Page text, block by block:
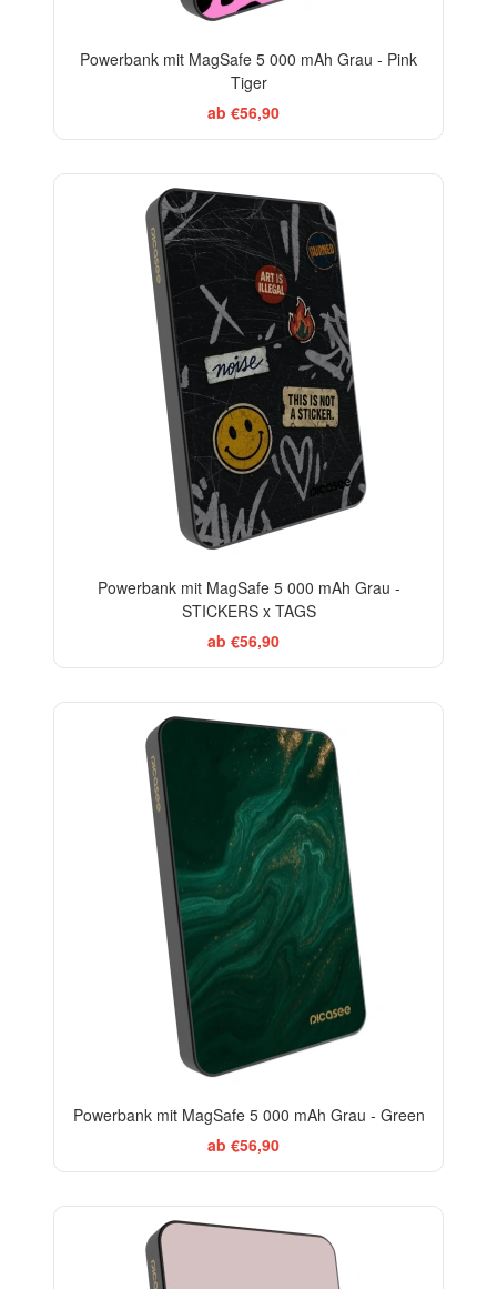
Powerbank mit MagSafe 5 000 mAh Grau - Pink
Tiger
ab €56,90
Powerbank mit MagSafe 5 000 mAh Grau -
STICKERS x TAGS
ab €56,90
Powerbank mit MagSafe 5 000 mAh Grau - Green
ab €56,90